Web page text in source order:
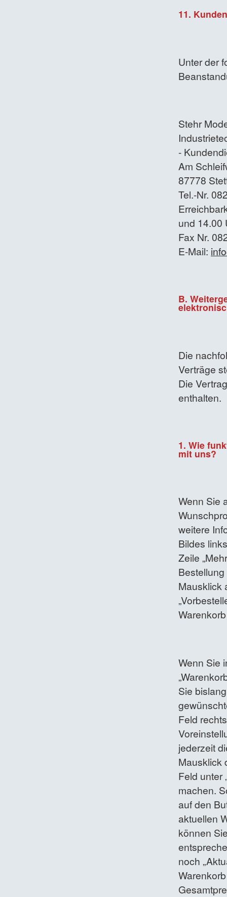
11.
Unter der
Stehr
-
Am
87778
Tel.-Nr.
und 14.00
Fax Nr.
E-Mail:
B.
Die
Verträge
Die
enthalten.
1. Wie
mit uns?
Wenn Sie
weitere
Bildes
Zeile
Mausklick
Wenn Sie
Sie
Feld
jederzeit
Mausklick
Feld unter
machen.
auf den
aktuellen
können
noch